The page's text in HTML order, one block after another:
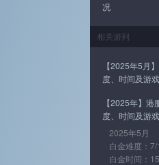
况
相关游列
【2025年5月
度、时间及游
【2025年】
度、时间及游
2025年5月
白金难度：7/
白金时间：